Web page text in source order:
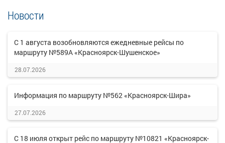
Новости
С 1 августа возобновляются ежедневные рейсы по
маршруту №589А «Красноярск-Шушенское»
28.07.2026
Информация по маршруту №562 «Красноярск-Шира»
27.07.2026
С 18 июля открыт рейс по маршруту №10821 «Красноярск-